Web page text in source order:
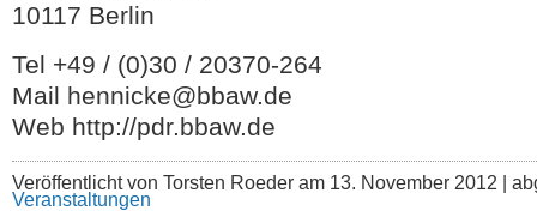
10117 Berlin
Tel +49 / (0)30 / 20370-264
Mail hennicke@bbaw.de
Web http://pdr.bbaw.de
Veröffentlicht von Torsten Roeder am 13. November 2012 |
Veranstaltungen